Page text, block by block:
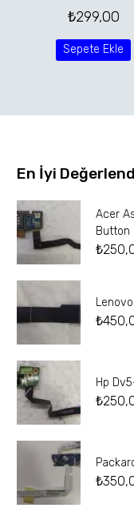
₺299,00
Sepete Ekle
En İyi
Acer
Button
₺
₺
Hp
₺
₺